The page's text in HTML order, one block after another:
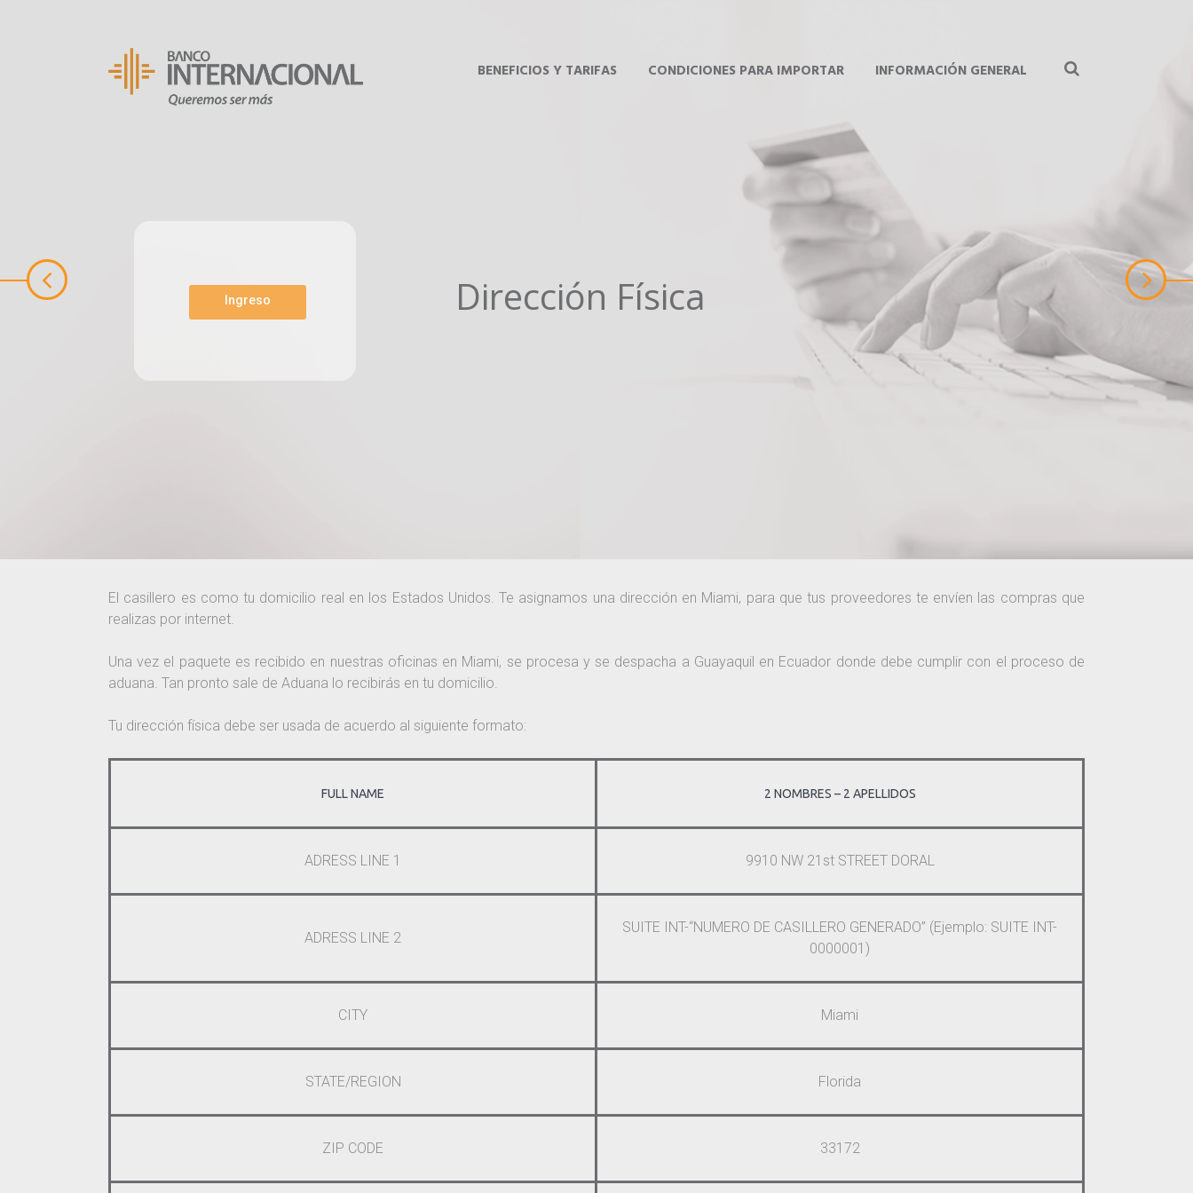
BENEFICIOS Y TARIFAS CONDICIONES PARA IMPORTAR INFORMACIÓN GENERAL
Dirección Física
Ingreso
El casillero es como tu domicilio real en los Estados Unidos. Te asignamos una dirección en Miami, para que tus proveedores te envíen las compras que
realizas por internet.
Una vez el paquete es recibido en nuestras oficinas en Miami, se procesa y se despacha a Guayaquil en Ecuador donde debe cumplir con el proceso de
aduana. Tan pronto sale de Aduana lo recibirás en tu domicilio.
Tu dirección física debe ser usada de acuerdo al siguiente formato:
FULL NAME 2 NOMBRES – 2 APELLIDOS
ADRESS LINE 1 9910 NW 21st STREET DORAL
ADRESS LINE 2
SUITE INT-“NUMERO DE CASILLERO GENERADO” (Ejemplo: SUITE INT-
0000001)
CITY Miami
STATE/REGION Florida
ZIP CODE 33172